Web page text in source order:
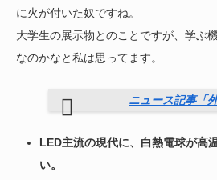
に火が付いた奴ですね。
大学生の展示物とのことですが、学ぶ
なのかなと私は思ってます。
ニュース記事「
LED主流の現代に、白熱電球が高
い。